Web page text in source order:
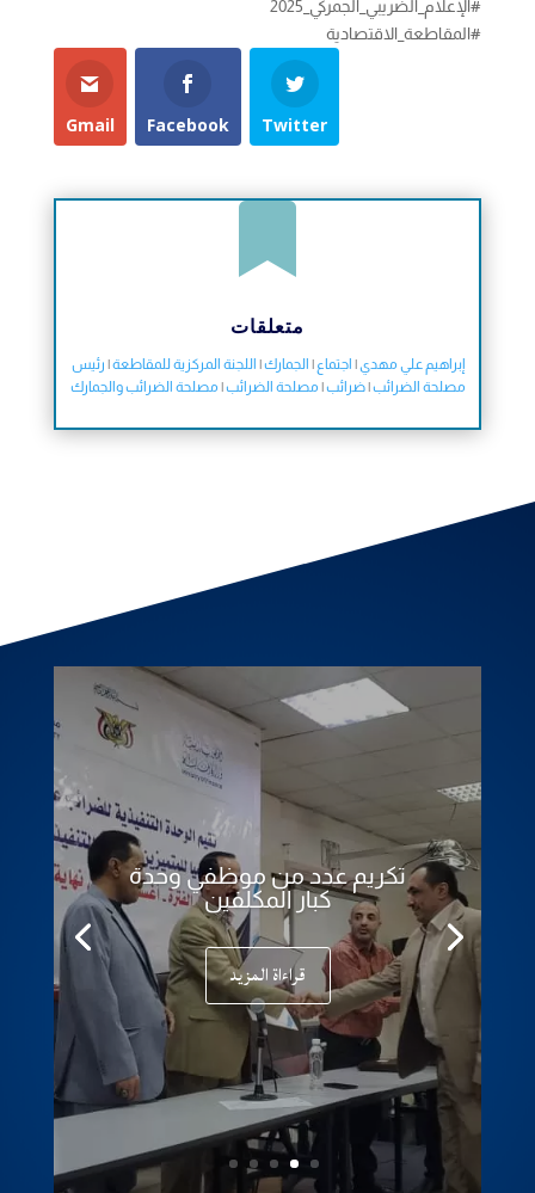
#الإعلام_الضريبي_الجمركي_2025
#المقاطعة_الاقتصادية
Gmail Facebook Twitter

متعلقات
إبراهيم علي مهدي| اجتماع | الجمارك| اللجنة المركزية للمقاطعة| رئيس
مصلحة الضرائب|ضرائب| مصلحة الضرائب| مصلحة الضرائب والجمارك
تكريم عدد من موظفي وحدة
كبار المكلفين
قراءاة المزيد